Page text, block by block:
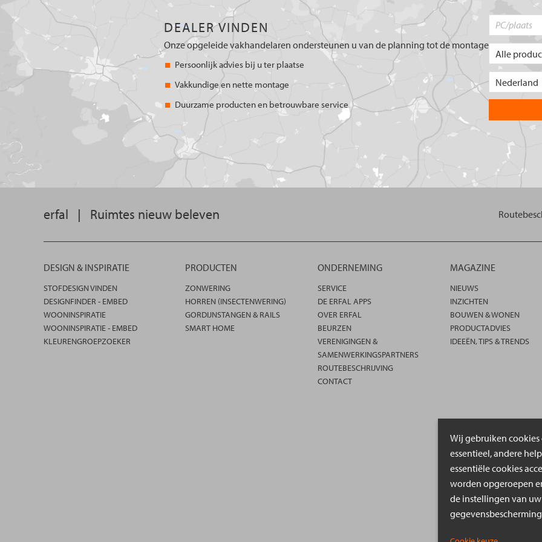
Wij gebruiken
essentieel, andere
essentiële cookies
worden opgeroepen
de instellingen van
DEALER VINDEN
Onze opgeleide vakhandelaren ondersteunen u van de planning tot de montage
Persoonlijk advies bij u ter plaatse
Vakkundige en nette montage
Duurzame producten en betrouwbare service
erfal | Ruimtes nieuw beleven
DESIGN & INSPIRATIE
STOFDESIGN VINDEN
DESIGNFINDER - EMBED
WOONINSPIRATIE
WOONINSPIRATIE - EMBED
KLEURENGROEPZOEKER
PRODUCTEN
ZONWERING
HORREN (INSECTENWERING)
GORDIJNSTANGEN & RAILS
SMART HOME
ONDERNEMING
SERVICE
DE ERFAL APPS
OVER ERFAL
BEURZEN
VERENIGINGEN &
SAMENWERKINGSPARTNERS
ROUTEBESCHRIJVING
CONTACT
MAGAZINE
NIEUWS
INZICHTEN
BOUWEN & WONEN
PRODUCTADVIES
IDEEËN, TIPS & TRENDS